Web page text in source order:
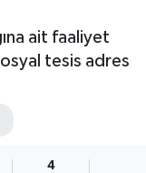
ait faaliyet
tesis adres
4